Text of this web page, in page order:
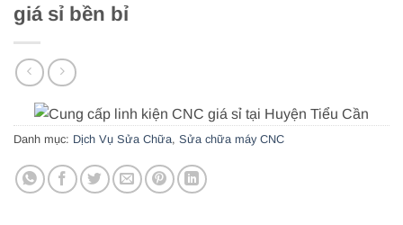
giá sỉ bền bỉ
Danh mục: Dịch Vụ Sửa Chữa, Sửa chữa máy CNC